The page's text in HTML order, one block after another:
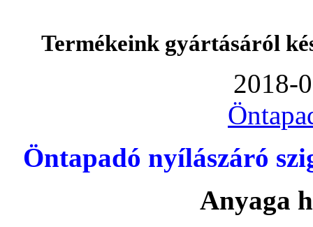
Termékeink gyártásáról
2018-
Öntapadó nyílászáró
Anyaga